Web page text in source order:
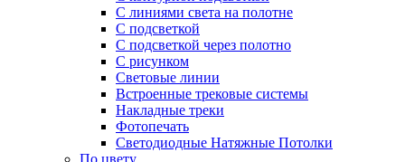
С линиями света на полотне
С подсветкой
С подсветкой через полотно
С рисунком
Световые линии
Встроенные трековые системы
Накладные треки
Фотопечать
Светодиодные Натяжные Потолки
По цвету